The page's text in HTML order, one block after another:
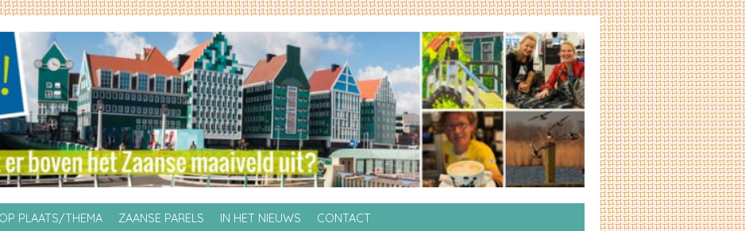
PLAATS/THEMA ZAANSE PARELS IN HET NIEUWS CONTACT